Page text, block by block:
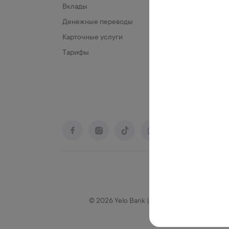
Вклады
Денежные переводы
Карточные услуги
Тарифы
© 2026 Yelo Bank | Лицензия № 203,